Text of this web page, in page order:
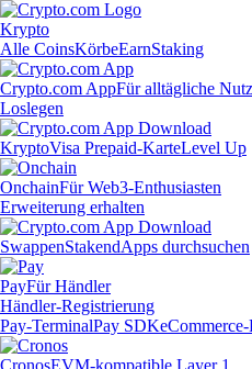
Krypto
Alle CoinsKörbeEarnStaking
Crypto.com AppFür alltägliche
Loslegen
KryptoVisa Prepaid-KarteLevel Up
OnchainFür Web3-Enthusiasten
Erweiterung erhalten
SwappenStakendApps durchsuchen
PayFür Händler
Händler-Registrierung
Pay-TerminalPay SDK
CronosEVM-kompatible Layer 1